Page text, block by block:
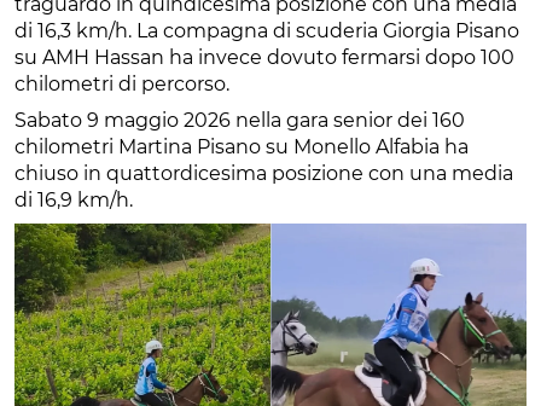
traguardo in quindicesima posizione con una media
di 16,3 km/h. La compagna di scuderia Giorgia Pisano
su AMH Hassan ha invece dovuto fermarsi dopo 100
chilometri di percorso.
Sabato 9 maggio 2026 nella gara senior dei 160
chilometri Martina Pisano su Monello Alfabia ha
chiuso in quattordicesima posizione con una media
di 16,9 km/h.